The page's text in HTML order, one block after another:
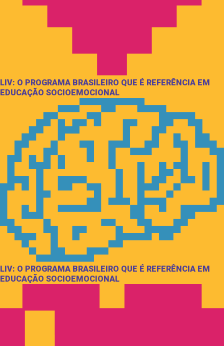
LIV: O PROGRAMA BRASILEIRO QUE É REFERÊNCIA EM
EDUCAÇÃO SOCIOEMOCIONAL
LIV: O PROGRAMA BRASILEIRO QUE É REFERÊNCIA EM
EDUCAÇÃO SOCIOEMOCIONAL